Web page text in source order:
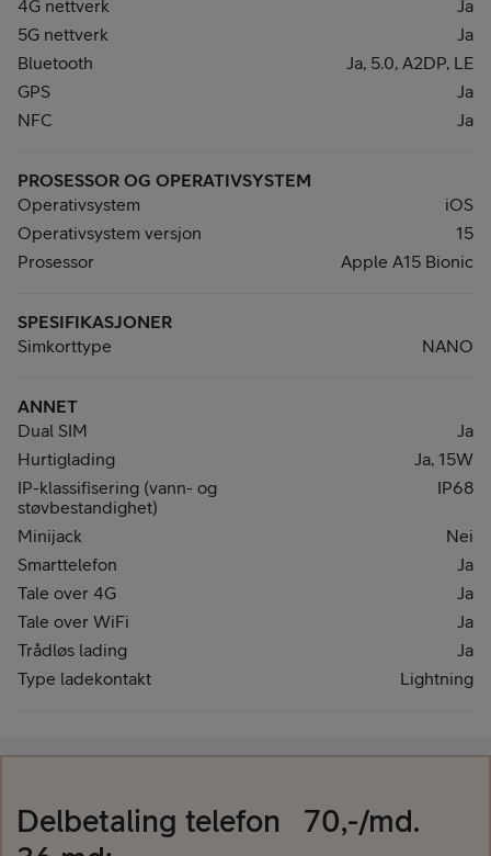
4G nettverk
Ja
5G nettverk
Ja
Bluetooth
Ja, 5.0, A2DP, LE
GPS
Ja
NFC
Ja
PROSESSOR OG OPERATIVSYSTEM
Operativsystem
iOS
Operativsystem versjon
15
Prosessor
Apple A15 Bionic
SPESIFIKASJONER
Simkorttype
NANO
ANNET
Dual SIM
Ja
Hurtiglading
Ja, 15W
IP-klassifisering (vann- og
støvbestandighet)
IP68
Minijack
Nei
Smarttelefon
Ja
Tale over 4G
Ja
Tale over WiFi
Ja
Trådløs lading
Ja
Type ladekontakt
Lightning
Delbetaling telefon
70,-/md.